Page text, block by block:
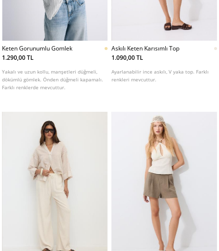
Keten Gorunumlu Gomlek
1.290,00 TL
Yakalı ve uzun kollu, manşetleri düğmeli,
dökümlü gömlek. Önden düğmeli kapamalı.
Farklı renklerde mevcuttur.
Askılı Keten Karısımlı Top
1.090,00 TL
Ayarlanabilir ince askılı, V yaka top. Farklı
renkleri mevcuttur.